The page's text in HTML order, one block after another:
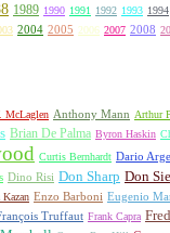
1989 1990 1991 1992 1993 1994
2004 2005 2006 2007 2008
McLaglen Anthony Mann Arthur
Brian De Palma Byron Haskin
Curtis Bernhardt Dario
Dino Risi Don Sharp Don
Enzo Barboni Eugenio
Truffaut Frank Capra